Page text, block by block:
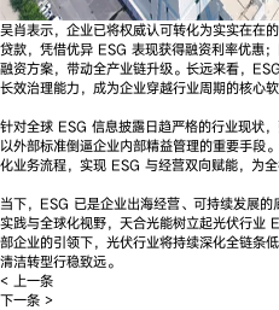
吴肖表示，企业已将权威认可转化为实实在在
贷款，凭借优异 ESG 表现获得融资利率优惠
融资方案，带动全产业链升级。长远来看，
长效治理能力，成为企业穿越行业周期的核心软
针对全球 ESG 信息披露日趋严格的行业现状
以外部标准倒逼企业内部精益管理的重要手段
化业务流程，实现 ESG 与经营双向赋能，为全
当下，ESG 已是企业出海经营、可持续发展
实践与全球化视野，天合光能树立起光伏行业
部企业的引领下，光伏行业将持续深化全链条
清洁转型行稳致远。
< 上一条
下一条 >